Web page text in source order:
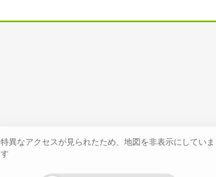
特異なアクセスが見られたため、地図を非表示にしていま
す